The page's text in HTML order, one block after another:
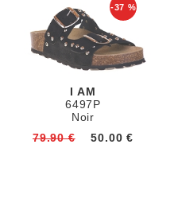
-37 %
I AM
6497P
Noir
79.90 €
50.00 €